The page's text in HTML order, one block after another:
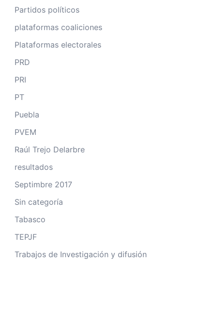
Partidos políticos
plataformas coaliciones
Plataformas electorales
PRD
PRI
PT
Puebla
PVEM
Raúl Trejo Delarbre
resultados
Septimbre 2017
Sin categoría
Tabasco
TEPJF
Trabajos de Investigación y difusión